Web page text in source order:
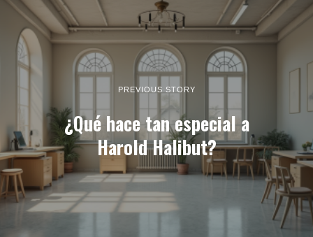
PREVIOUS STORY
¿Qué hace tan especial a
Harold Halibut?